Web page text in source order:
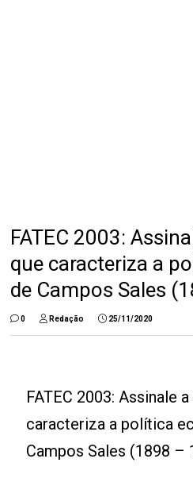
FATEC 2003:
que caracteriza a
de Campos Sales
0 Redação 25/11/2020
FATEC 2003: Assinale
caracteriza a política
Campos Sales (1898 –